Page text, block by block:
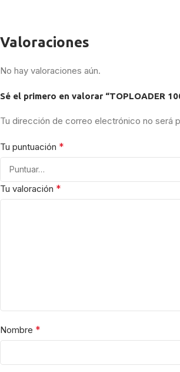
Valoraciones
No hay valoraciones aún.
Sé el primero en valorar “TOPLOADER
Tu dirección de correo electrónico no será
Tu puntuación *
Tu valoración *
Nombre *